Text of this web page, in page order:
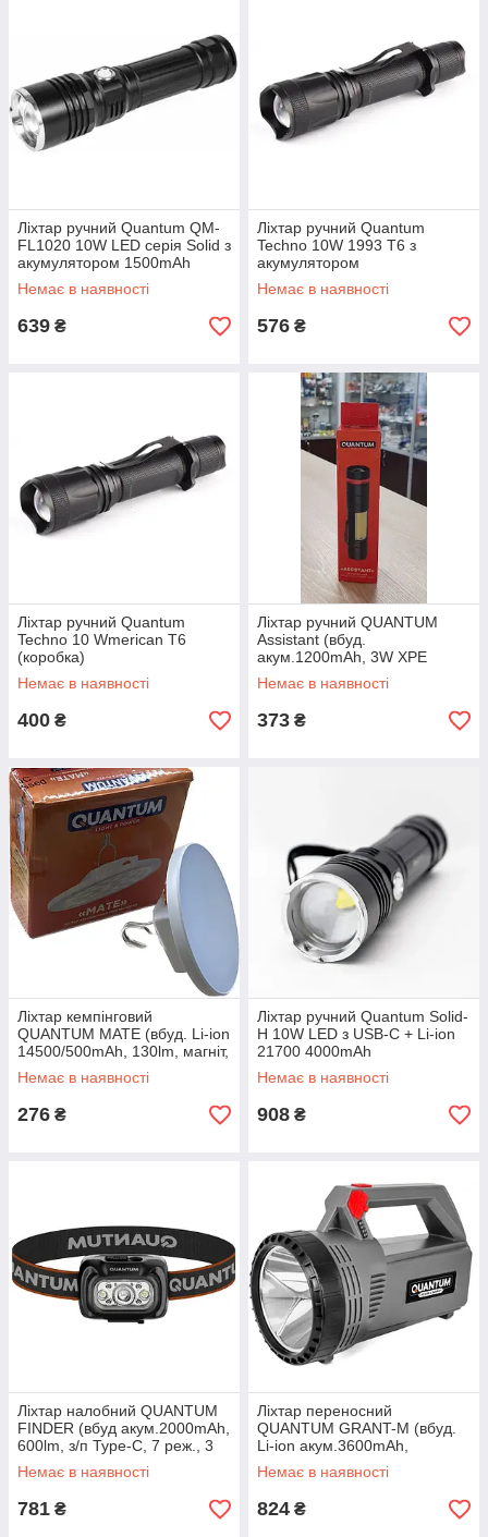
Ліхтар ручний Quantum QM-
FL1020 10W LED серія Solid з
акумулятором 1500mAh
Немає в наявності
639 ₴
Ліхтар ручний Quantum
Techno 10W 1993 T6 з
акумулятором
Немає в наявності
576 ₴
Ліхтар ручний Quantum
Techno 10 Wmerican T6
(коробка)
Немає в наявності
400 ₴
Ліхтар ручний QUANTUM
Assistant (вбуд.
акум.1200mAh, 3W XPE
LED+COB, 200lm, з/п USB, 5
режимів)
Немає в наявності
373 ₴
Ліхтар кемпінговий
QUANTUM MATE (вбуд. Li-ion
14500/500mAh, 130lm, магніт,
5 реж)
Немає в наявності
276 ₴
Ліхтар ручний Quantum Solid-
H 10W LED з USB-C + Li-ion
21700 4000mAh
Немає в наявності
908 ₴
Ліхтар налобний QUANTUM
FINDER (вбуд акум.2000mAh,
600lm, з/п Type-C, 7 реж., 3
кольори світла)
Немає в наявності
781 ₴
Ліхтар переносний
QUANTUM GRANT-M (вбуд.
Li-ion акум.3600mAh,
5WLED+3WSMD, 5 реж, з/п
Type-C)
Немає в наявності
824 ₴